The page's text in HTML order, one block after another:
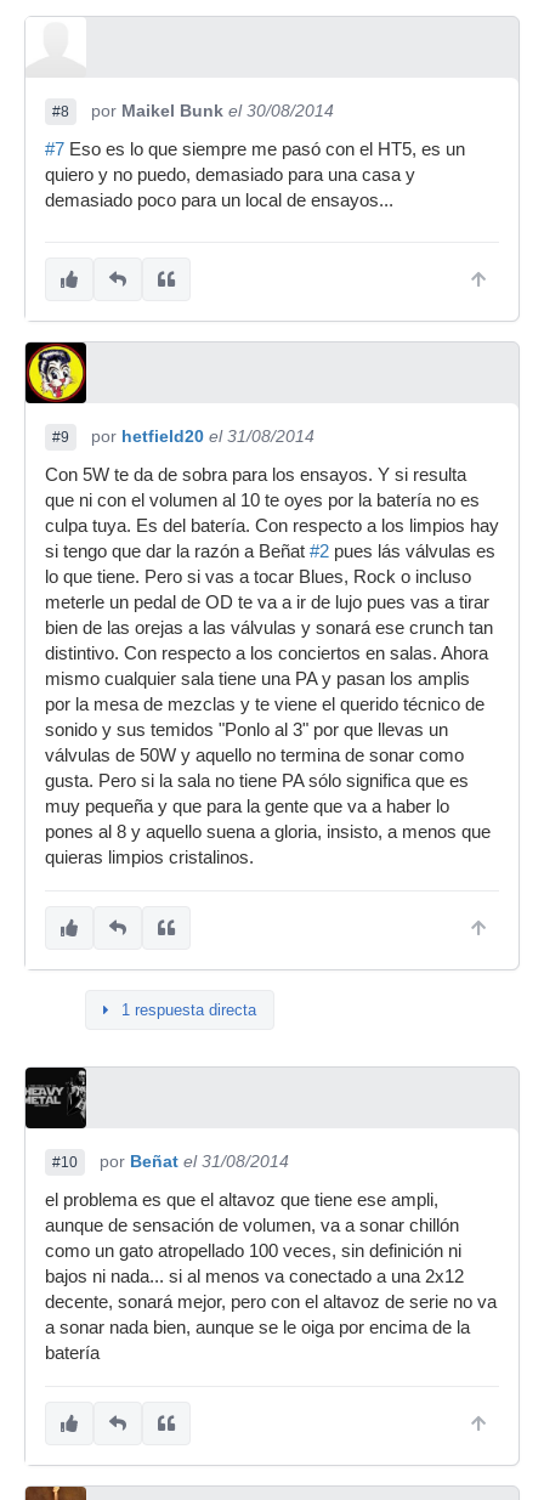
#8 por Maikel Bunk el 30/08/2014
#7 Eso es lo que siempre me pasó con el HT5, es un
quiero y no puedo, demasiado para una casa y
demasiado poco para un local de ensayos...
#9 por hetfield20 el 31/08/2014
Con 5W te da de sobra para los ensayos. Y si resulta
que ni con el volumen al 10 te oyes por la batería no es
culpa tuya. Es del batería. Con respecto a los limpios hay
si tengo que dar la razón a Beñat #2 pues lás válvulas es
lo que tiene. Pero si vas a tocar Blues, Rock o incluso
meterle un pedal de OD te va a ir de lujo pues vas a tirar
bien de las orejas a las válvulas y sonará ese crunch tan
distintivo. Con respecto a los conciertos en salas. Ahora
mismo cualquier sala tiene una PA y pasan los amplis
por la mesa de mezclas y te viene el querido técnico de
sonido y sus temidos "Ponlo al 3" por que llevas un
válvulas de 50W y aquello no termina de sonar como
gusta. Pero si la sala no tiene PA sólo significa que es
muy pequeña y que para la gente que va a haber lo
pones al 8 y aquello suena a gloria, insisto, a menos que
quieras limpios cristalinos.
1 respuesta directa
#10 por Beñat el 31/08/2014
el problema es que el altavoz que tiene ese ampli,
aunque de sensación de volumen, va a sonar chillón
como un gato atropellado 100 veces, sin definición ni
bajos ni nada... si al menos va conectado a una 2x12
decente, sonará mejor, pero con el altavoz de serie no va
a sonar nada bien, aunque se le oiga por encima de la
batería